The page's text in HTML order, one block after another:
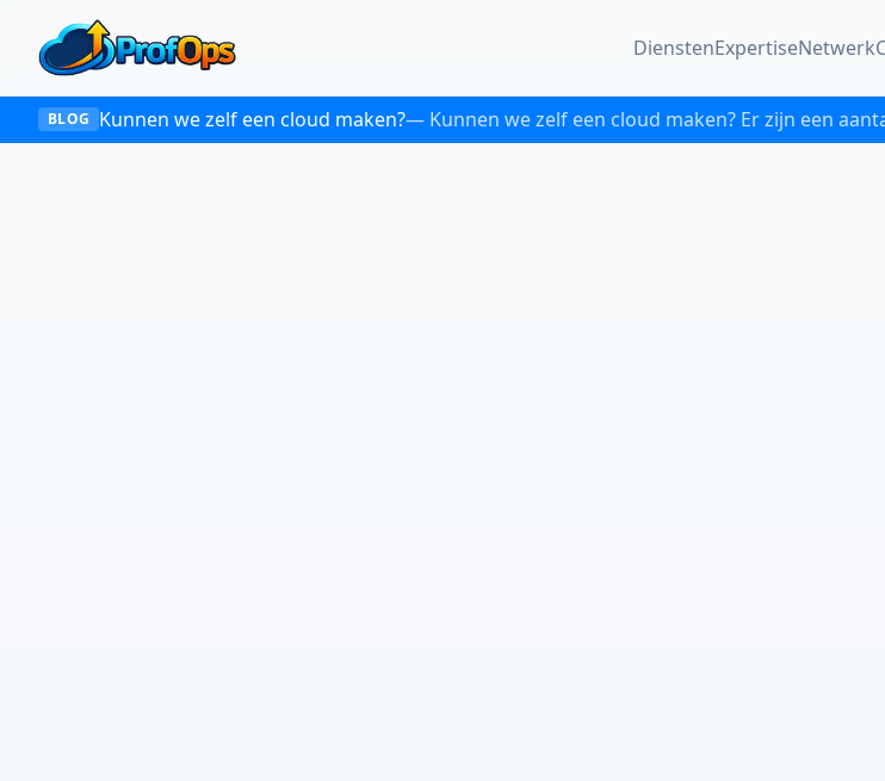
DienstenExpertiseNetwerk
BLOG Kunnen we zelf een cloud maken?— Kunnen we zelf een cloud maken? Er zijn een